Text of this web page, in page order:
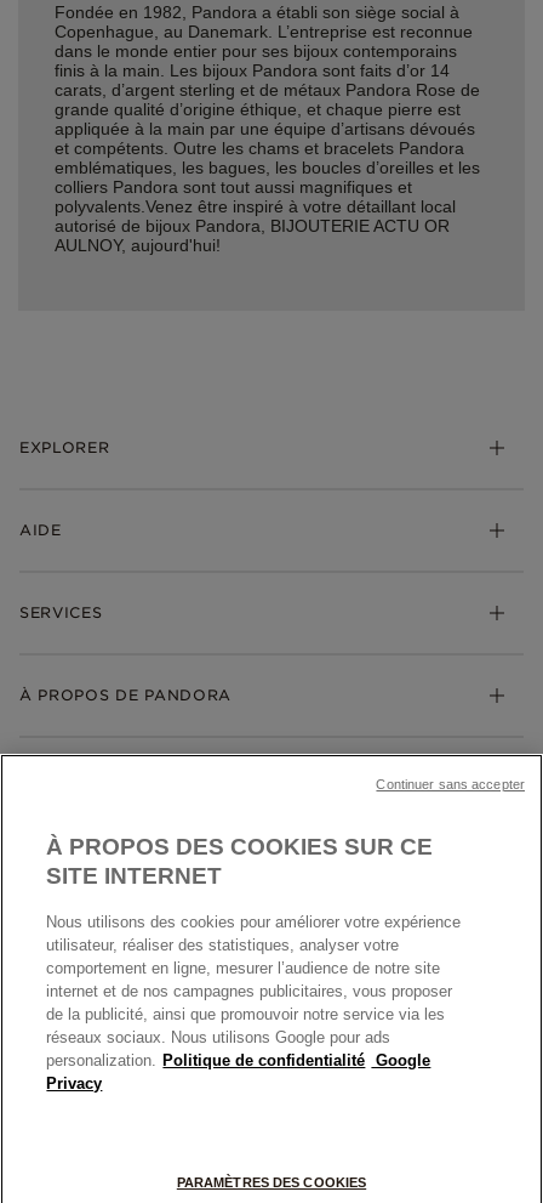
Fondée en 1982, Pandora a établi son siège social à
Copenhague, au Danemark. L’entreprise est reconnue
dans le monde entier pour ses bijoux contemporains
finis à la main. Les bijoux Pandora sont faits d’or 14
carats, d’argent sterling et de métaux Pandora Rose de
grande qualité d’origine éthique, et chaque pierre est
appliquée à la main par une équipe d’artisans dévoués
et compétents. Outre les chams et bracelets Pandora
emblématiques, les bagues, les boucles d’oreilles et les
colliers Pandora sont tout aussi magnifiques et
polyvalents.Venez être inspiré à votre détaillant local
autorisé de bijoux Pandora, BIJOUTERIE ACTU OR
AULNOY, aujourd'hui!
EXPLORER
Bijoux
Trouver une boutique
AIDE
Suivre ma commande
Échanges et retours
Garantie
Nous contacter
*Conditions des offres en cours
SERVICES
Gravure
Nettoyage & Entretien
Conditions générales de My Pandora
À PROPOS DE PANDORA
Politique de confidentialité
Protection des données
Conditions générales de vente
Conditions générales de vente Click & Collect
Plateforme ODR
FRANCE France
© TOUS DROITS RESERVES. 2026 Pandora
À PROPOS DES COOKIES SUR CE
SITE INTERNET
Nous utilisons des cookies pour améliorer votre expérience
utilisateur, réaliser des statistiques, analyser votre
comportement en ligne, mesurer l’audience de notre site
internet et de nos campagnes publicitaires, vous proposer
de la publicité, ainsi que promouvoir notre service via les
réseaux sociaux. Nous utilisons Google pour ads
personalization. Politique de confidentialité Google
Privacy
PARAMÈTRES DES COOKIES
Continuer sans accepter